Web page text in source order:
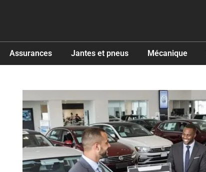
Assurances Jantes et pneus Mécanique